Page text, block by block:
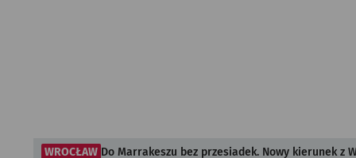
WROCŁAW Do Marrakeszu bez przesiadek. Nowy kierunek z